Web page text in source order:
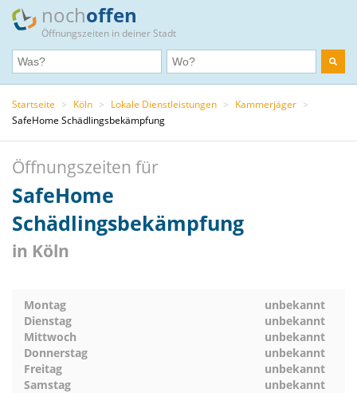
nochoffen
Öffnungszeiten in deiner Stadt
Startseite > Köln > Lokale Dienstleistungen > Kammerjäger >
SafeHome Schädlingsbekämpfung
Öffnungszeiten für
SafeHome
Schädlingsbekämpfung
in Köln
Montag
unbekannt
Dienstag
unbekannt
Mittwoch
unbekannt
Donnerstag
unbekannt
Freitag
unbekannt
Samstag
unbekannt